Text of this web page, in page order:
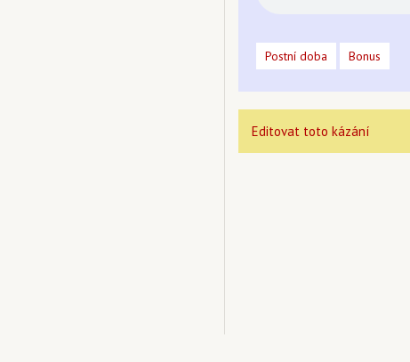
Postní doba Bonus
Editovat toto kázání